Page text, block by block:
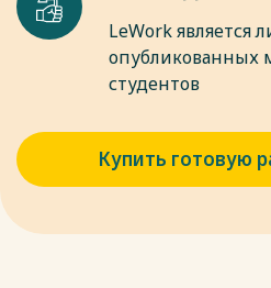
LeWork является
опубликованных
студентов
Купить готовую